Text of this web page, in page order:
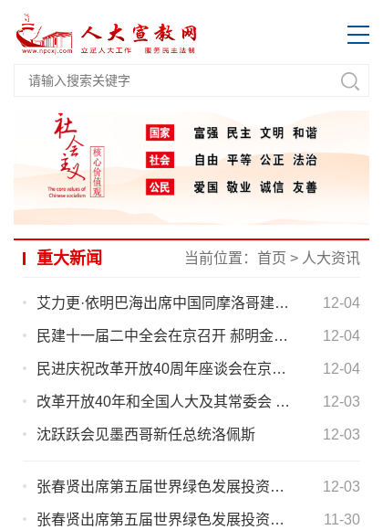
重大新闻 当前位置： 首页 > 人大资讯
艾力更·依明巴海出席中国同摩洛哥建交60周年庆祝招待会 12-04
民建十一届二中全会在京召开 郝明金出席并作工作报告 12-04
民进庆祝改革开放40周年座谈会在京召开 蔡达峰讲话刘新成主持 12-04
改革开放40年和全国人大及其常委会 立法工作专题辅导报告会在机关举行 杨振武主持并讲话 12-03
沈跃跃会见墨西哥新任总统洛佩斯 12-03
张春贤出席第五届世界绿色发展投资贸易博览会 12-03
张春贤出席第五届世界绿色发展投资贸易博览会 11-30